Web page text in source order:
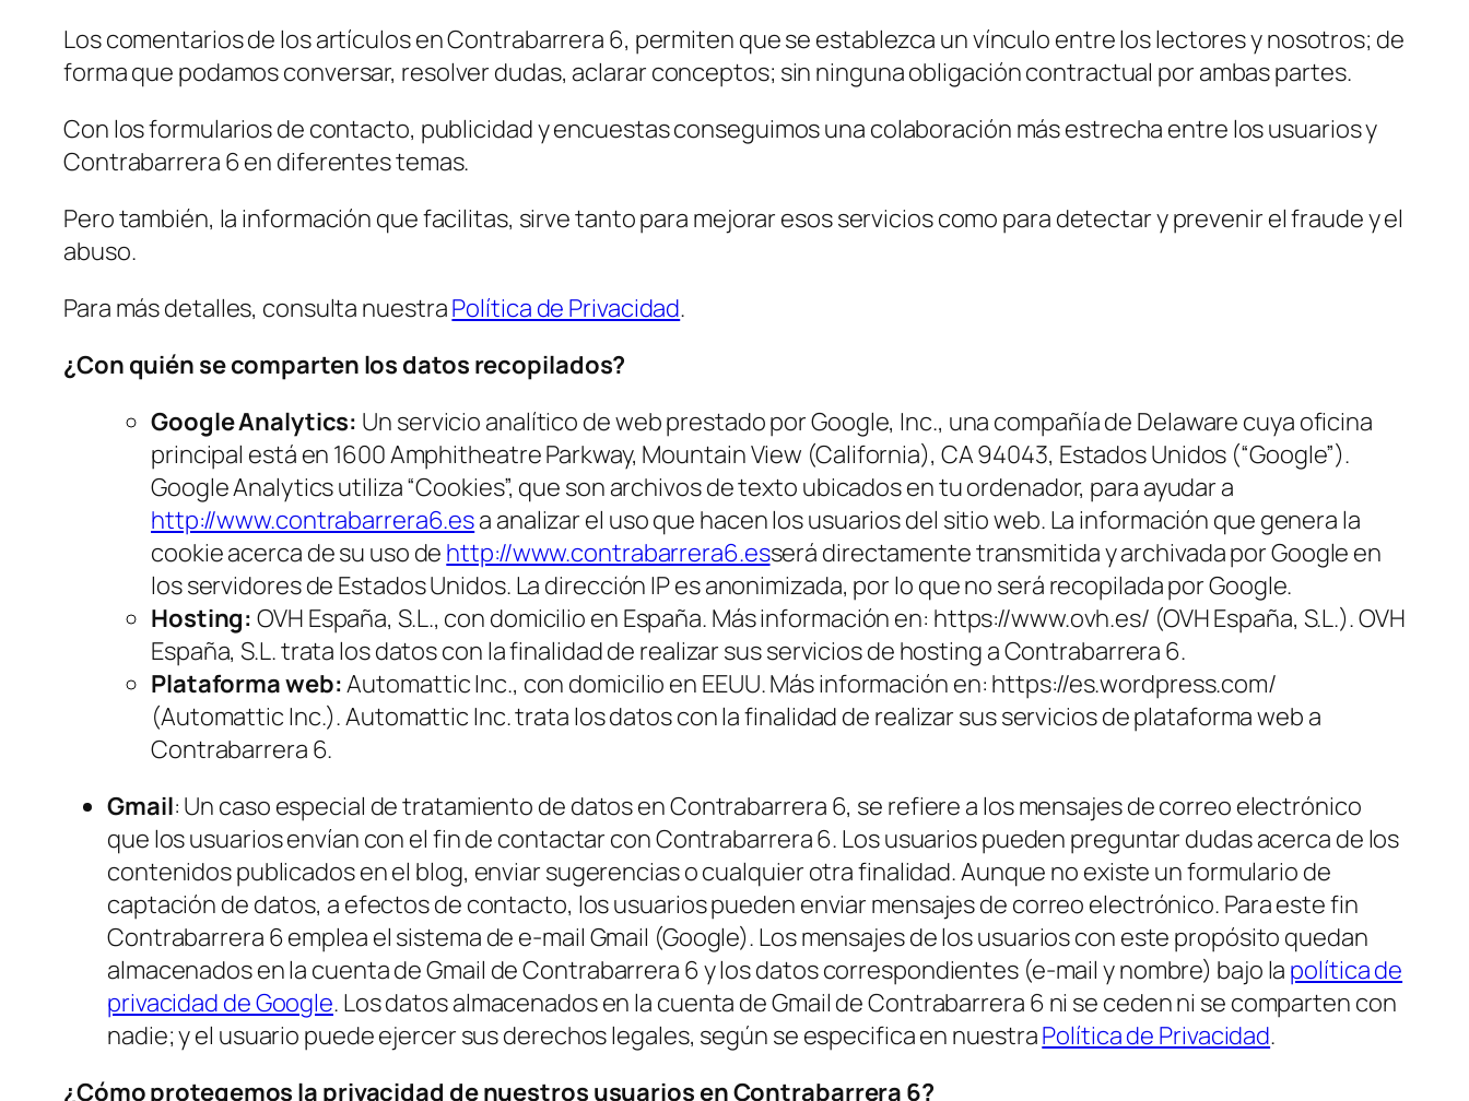
Los comentarios de los artículos en Contrabarrera 6, permiten que se establezca un vínculo entre los lectores y nosotros; de
forma que podamos conversar, resolver dudas, aclarar conceptos; sin ninguna obligación contractual por ambas partes.
Con los formularios de contacto, publicidad y encuestas conseguimos una colaboración más estrecha entre los usuarios y
Contrabarrera 6 en diferentes temas.
Pero también, la información que facilitas, sirve tanto para mejorar esos servicios como para detectar y prevenir el fraude y el
abuso.
Para más detalles, consulta nuestraPolítica de Privacidad.
¿Con quién se comparten los datos recopilados?
Google Analytics: Un servicio analítico de web prestado por Google, Inc., una compañía de Delaware cuya oficina
principal está en 1600 Amphitheatre Parkway, Mountain View (California), CA 94043, Estados Unidos (“Google”).
Google Analytics utiliza “Cookies”, que son archivos de texto ubicados en tu ordenador, para ayudar a
http://www.contrabarrera6.esa analizar el uso que hacen los usuarios del sitio web. La información que genera la
cookie acerca de su uso de http://www.contrabarrera6.esserá directamente transmitida y archivada por Google en
los servidores de Estados Unidos. La dirección IP es anonimizada, por lo que no será recopilada por Google.
Hosting: OVH España, S.L., con domicilio en España. Más información en: https://www.ovh.es/ (OVH España, S.L.). OVH
España, S.L. trata los datos con la finalidad de realizar sus servicios de hosting a Contrabarrera 6.
Plataforma web:Automattic Inc., con domicilio en EEUU. Más información en: https://es.wordpress.com/
(Automattic Inc.). Automattic Inc. trata los datos con la finalidad de realizar sus servicios de plataforma web a
Contrabarrera 6.
Gmail: Un caso especial de tratamiento de datos en Contrabarrera 6, se refiere a los mensajes de correo electrónico
que los usuarios envían con el fin de contactar con Contrabarrera 6. Los usuarios pueden preguntar dudas acerca de los
contenidos publicados en el blog, enviar sugerencias o cualquier otra finalidad. Aunque no existe un formulario de
captación de datos, a efectos de contacto, los usuarios pueden enviar mensajes de correo electrónico. Para este fin
Contrabarrera 6 emplea el sistema de e-mail Gmail (Google). Los mensajes de los usuarios con este propósito quedan
almacenados en la cuenta de Gmail de Contrabarrera 6 y los datos correspondientes (e-mail y nombre) bajo la política de
privacidad de Google. Los datos almacenados en la cuenta de Gmail de Contrabarrera 6 ni se ceden ni se comparten con
nadie; y el usuario puede ejercer sus derechos legales, según se especifica en nuestraPolítica de Privacidad.
¿Cómo protegemos la privacidad de nuestros usuarios en Contrabarrera 6?